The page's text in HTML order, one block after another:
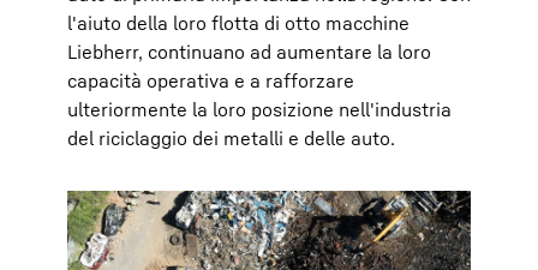
l'aiuto della loro flotta di otto macchine
Liebherr, continuano ad aumentare la loro
capacità operativa e a rafforzare
ulteriormente la loro posizione nell'industria
del riciclaggio dei metalli e delle auto.